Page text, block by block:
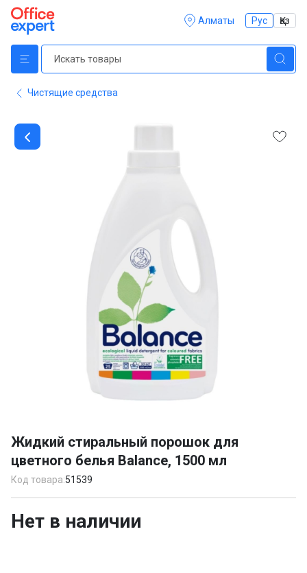
Алматы Рус Қаз
Чистящие средства
of
1
Жидкий стиральный порошок для
цветного белья Balance, 1500 мл
Код товара:51539
Нет в наличии